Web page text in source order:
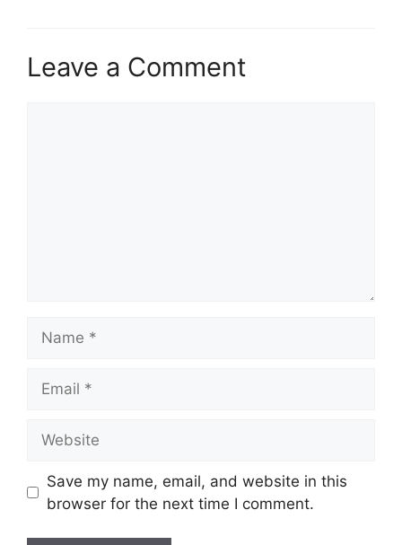
Leave a Comment
Save my name, email, and website in this
browser for the next time I comment.